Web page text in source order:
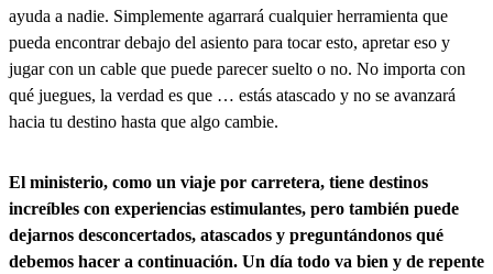
ayuda a nadie. Simplemente agarrará cualquier herramienta que
pueda encontrar debajo del asiento para tocar esto, apretar eso y
jugar con un cable que puede parecer suelto o no. No importa con
qué juegues, la verdad es que … estás atascado y no se avanzará
hacia tu destino hasta que algo cambie.
El ministerio, como un viaje por carretera, tiene destinos
increíbles con experiencias estimulantes, pero también puede
dejarnos desconcertados, atascados y preguntándonos qué
debemos hacer a continuación. Un día todo va bien y de repente